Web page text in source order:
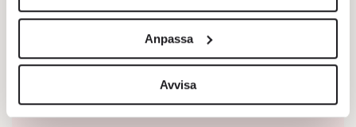
Vi använder enhetsidentifierare för att anpassa innehållet
för sociala medier och analysera vår trafik. Vi
vidarebefordrar även sådana identifierare och annan
information från din enhet till de sociala medier och
annons- och analysföretag som vi samarbetar med.
Anpassa
Avvisa